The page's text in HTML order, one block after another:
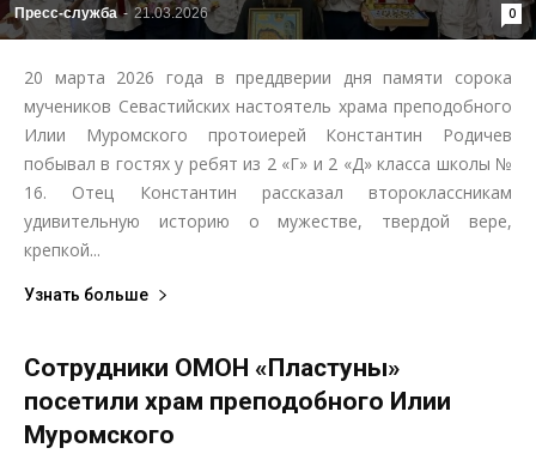
Пресс-служба - 21.03.2026 0
20 марта 2026 года в преддверии дня памяти сорока
мучеников Севастийских настоятель храма преподобного
Илии Муромского протоиерей Константин Родичев
побывал в гостях у ребят из 2 «Г» и 2 «Д» класса школы №
16. Отец Константин рассказал второклассникам
удивительную историю о мужестве, твердой вере,
крепкой...
Узнать больше
Сотрудники ОМОН «Пластуны»
посетили храм преподобного Илии
Муромского